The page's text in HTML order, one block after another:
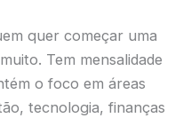
quer começar uma
Tem mensalidade
o foco em áreas
tecnologia, finanças